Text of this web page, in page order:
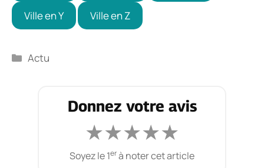
Ville en Y Ville en Z
Catégories
Actu
Donnez votre avis
★★★★★
Soyez le 1erà noter cet article